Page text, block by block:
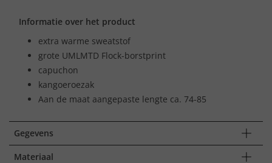
Informatie over het product
extra warme sweatstof
grote UMLMTD Flock-borstprint
capuchon
kangoeroezak
Aan de maat aangepaste lengte ca. 74-85
Gegevens
Materiaal